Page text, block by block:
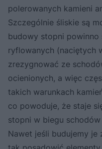
polerowanych kamieni
Szczególnie śliskie są
budowy stopni powinno
ryflowanych (naciętych
zrezygnować ze
ocienionych, a więc
takich warunkach
co powoduje, że staje
stopni w biegu
Nawet jeśli budujemy je